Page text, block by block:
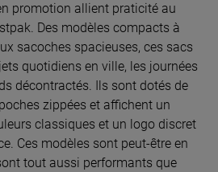
promotion allient praticité au
Des modèles compacts à
sacoches spacieuses, ces sacs
quotidiens en ville, les journées
décontractés. Ils sont dotés de
zippées et affichent un
classiques et un logo discret
Ces modèles sont peut-être en
tout aussi performants que